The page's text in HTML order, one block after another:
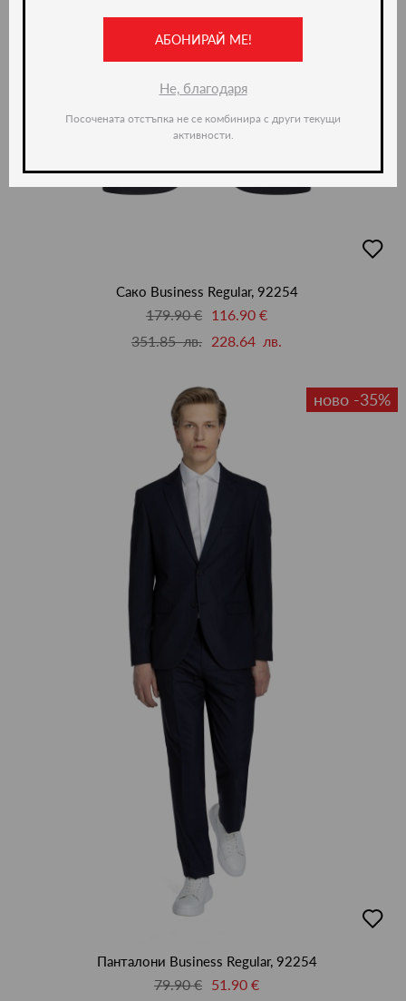
в
Сако Business Regular, 92254
179.90 € 116.90 €
351.85 лв. 228.64 лв.
ново -35%
в
Панталони Business Regular, 92254
79.90 € 51.90 €
АБОНИРАЙ МЕ!
Не, благодаря
Посочената отстъпка не се комбинира с други текущи
активности.